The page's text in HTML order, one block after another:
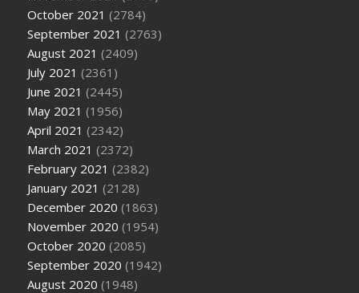
October 2021 (2784)
September 2021 (2763)
August 2021 (2409)
July 2021 (2361)
June 2021 (2445)
May 2021 (1956)
April 2021 (2342)
March 2021 (2372)
February 2021 (2382)
January 2021 (2128)
December 2020 (1863)
November 2020 (1954)
October 2020 (2085)
September 2020 (1942)
August 2020 (1948)